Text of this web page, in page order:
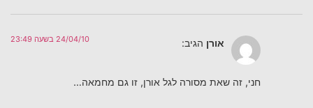
אורן הגיב: 24/04/10 בשעה 23:49
חני, זה שאת מסורה לגל אורן, זו גם מחמאה…